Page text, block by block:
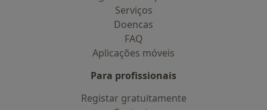
Serviços
Doencas
FAQ
Aplicações móveis
Para profissionais
Registar gratuitamente